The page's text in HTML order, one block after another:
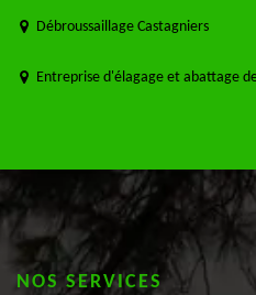
Débroussaillage Castagniers
Entreprise d'élagage et abattage
NOS SERVICES